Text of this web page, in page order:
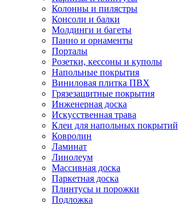
Колонны и пилястры
Консоли и балки
Молдинги и багеты
Панно и орнаменты
Порталы
Розетки, кессоны и куполы
Напольные покрытия
Виниловая плитка ПВХ
Грязезащитные покрытия
Инженерная доска
Искусственная трава
Клеи для напольных покрытий
Ковролин
Ламинат
Линолеум
Массивная доска
Паркетная доска
Плинтусы и порожки
Подложка